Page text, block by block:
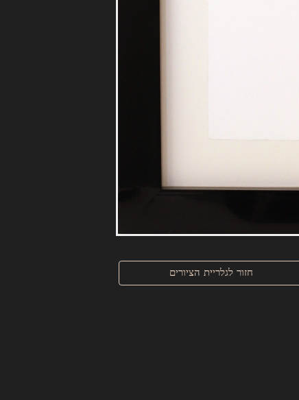
חזור לגלריית הציורים